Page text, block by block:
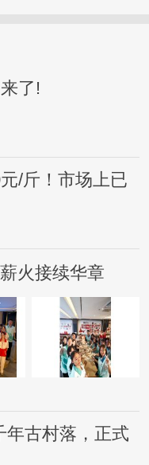
了!
/斤！市场上已
火接续华章
年古村落，正式